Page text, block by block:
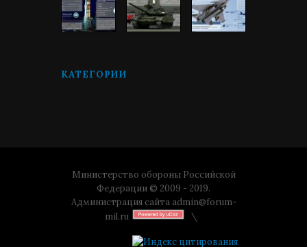
КАТЕГОРИИ
Министерство обороны Российской
Федерации © 2009 - 2019.
Администрация сайта admin@forum-
mil.ru